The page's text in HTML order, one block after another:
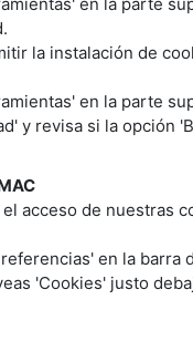
la instalación de
en la parte
y revisa si la opción
acceso de nuestras
en la barra
'Cookies' justo